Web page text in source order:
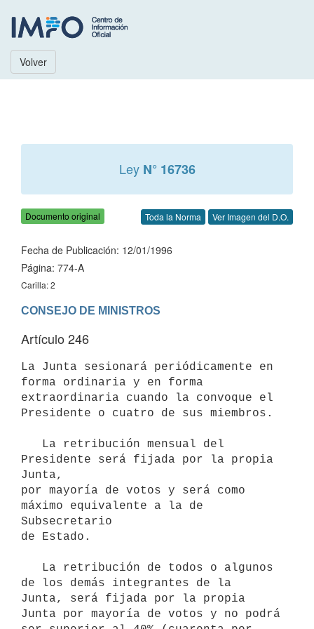
Volver
Ley N° 16736
Documento original Toda la Norma Ver Imagen del D.O.
Fecha de Publicación: 12/01/1996
Página: 774-A
Carilla: 2
Artículo 246
La Junta sesionará periódicamente en
forma ordinaria y en forma
extraordinaria cuando la convoque el
Presidente o cuatro de sus miembros.
Presidente será fijada por la propia
Junta,
por mayoría de votos y será como
máximo equivalente a la de
Subsecretario
de Estado.
de los demás integrantes de la
Junta, será fijada por la propia
Junta por mayoría de votos y no podrá